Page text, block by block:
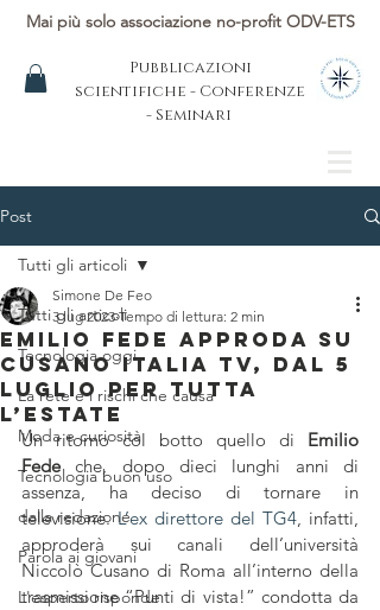
Mai più solo associazione no-profit ODV-ETS
Pubblicazioni
scientifiche - Conferenze
- Seminari
Post
Tutti gli articoli
Tecnologia oggi
La rete e i rischi che causa
Moda e curiosità
Tecnologia buon uso
dalla redazione
Parola ai giovani
L'esperto risponde
Tutti gli articoli
Emilio Fede approda su
Cusano Italia tv, dal 5
luglio per tutta
l’estate
Simone De Feo
3 lug 2023 Tempo di lettura: 2 min
Un ritorno col botto quello di Emilio
Fede che, dopo dieci lunghi anni di
assenza, ha deciso di tornare in
televisione. L’ex direttore del TG4, infatti,
approderà sui canali dell’università
Niccolò Cusano di Roma all’interno della
trasmissione “Punti di vista!” condotta da